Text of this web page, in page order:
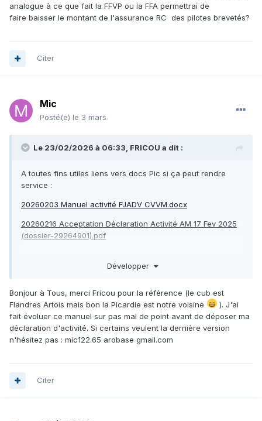
analogue à ce que fait la FFVP ou la FFA permettrai de
faire baisser le montant de l'assurance RC des pilotes brevetés?
Citer
Mic
Posté(e) le 3 mars
Le 23/02/2026 à 06:33, FRICOU a dit :
A toutes fins utiles liens vers docs Pic si ça peut rendre
service :
20260203 Manuel activité FJADV CVVM.docx
20260216 Acceptation Déclaration Activité AM 17 Fev 2025
(dossier-29264901).pdf
sommes partis pour adapter à notre activité
Développer
Bonjour à Tous, merci Fricou pour la référence (le cub est
Flandres Artois mais bon la Picardie est notre voisine
). J'ai
fait évoluer ce manuel sur pas mal de point avant de déposer ma
déclaration d'activité. Si certains veulent la dernière version
n'hésitez pas : mic122.65 arobase gmail.com
Citer